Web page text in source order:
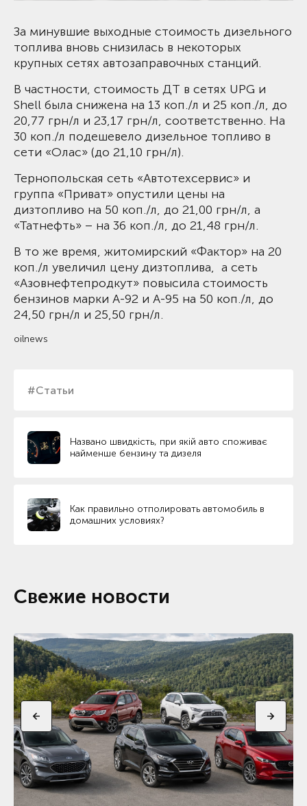
#Статьи
Названо швидкість, при якій авто споживає
найменше бензину та дизеля
Как правильно отполировать автомобиль в
домашних условиях?
За минувшие выходные стоимость дизельного
топлива вновь снизилась в некоторых
крупных сетях автозаправочных станций.
В частности, стоимость ДТ в сетях UPG и
Shell была снижена на 13 коп./л и 25 коп./л, до
20,77 грн/л и 23,17 грн/л, соответственно. На
30 коп./л подешевело дизельное топливо в
сети «Олас» (до 21,10 грн/л).
Тернопольская сеть «Автотехсервис» и
группа «Приват» опустили цены на
дизтопливо на 50 коп./л, до 21,00 грн/л, а
«Татнефть» – на 36 коп./л, до 21,48 грн/л.
В то же время, житомирский «Фактор» на 20
коп./л увеличил цену дизтоплива, а сеть
«Азовнефтепродкут» повысила стоимость
бензинов марки А-92 и А-95 на 50 коп./л, до
24,50 грн/л и 25,50 грн/л.
oilnews
Свежие новости